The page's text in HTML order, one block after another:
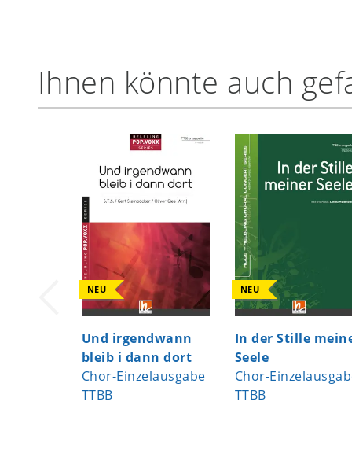
Ihnen könnte auch
NEU
Und irgendwann
bleib i dann dort
Chor-Einzelausgabe
TTBB
NEU
In der Stille
Seele
Chor-
TTBB